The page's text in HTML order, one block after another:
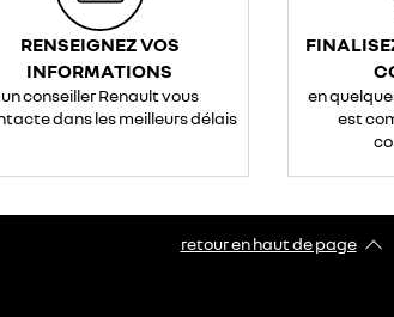
RENSEIGNEZ VOS
INFORMATIONS
un conseiller Renault vous
dans les meilleurs délais
en
est
retour en haut de page​